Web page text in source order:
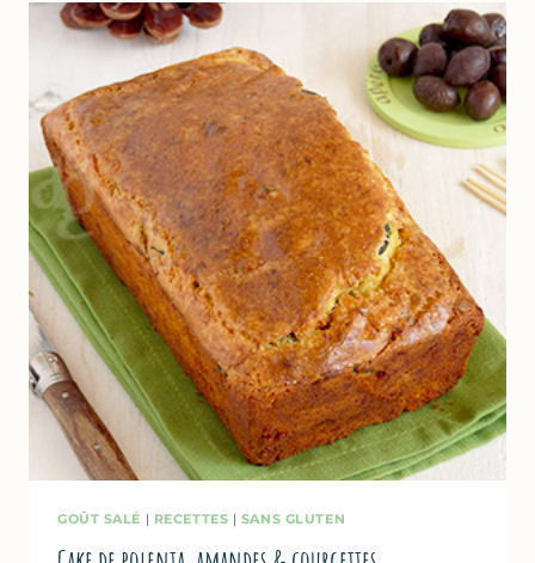
GOÛT SALÉ | RECETTES | SANS GLUTEN